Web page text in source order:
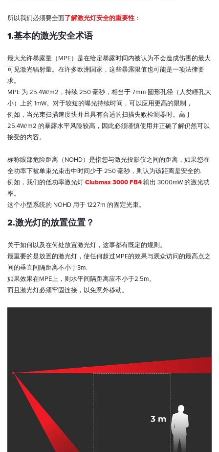
所以我们必须要全面了解激光灯安全的重要性 ：
1.基本的激光安全术语
最大允许暴露量（MPE）是在给定暴露时间内被认为不会造成伤害的最大
可见激光辐射量。在许多欧洲国家，这些暴露限值也可能是一项法律要
求。
MPE 为 25.4W/m2，持续 250 毫秒，相当于 7mm 圆形孔径（人类瞳孔大
小）上的 1mW。对于较短的曝光持续时间，可以应用更高的限制，
例如，当光束扫描速度快并且具有合适的扫描失败检测器时。高于
25.4W/m2 的暴露水平风险较高，因此必须谨慎使用并正确了解仍然可以
接受的内容。
标称眼部危险距离（NOHD）是指您与激光投影仪之间的距离，如果您在
全功率下被单束光束击中时间少于 250 毫秒，则认为该距离是安全的.
例如，我们的低功率激光灯Clubmax 3000 FB4输出 3000mW 的激光功
率。
这个小型系统的 NOHD 用于 1227m 的固定光束。
2.激光灯的放置位置？
关于如何以及在何处放置激光灯，这事都有既定的规则。
最重要的是放置的激光灯，使任何超过MPE的效果与观众访问的最高点之
间的垂直间隔距离不小于3m.
如果效果在MPE上，则水平间隔距离应不小于2.5m。
而且激光灯必须牢固连接，以免意外移动。